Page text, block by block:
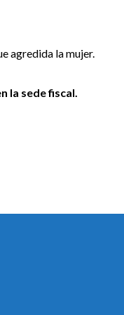
agredida la mujer.
la sede fiscal.